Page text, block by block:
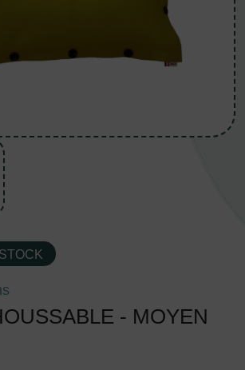
- MOYEN